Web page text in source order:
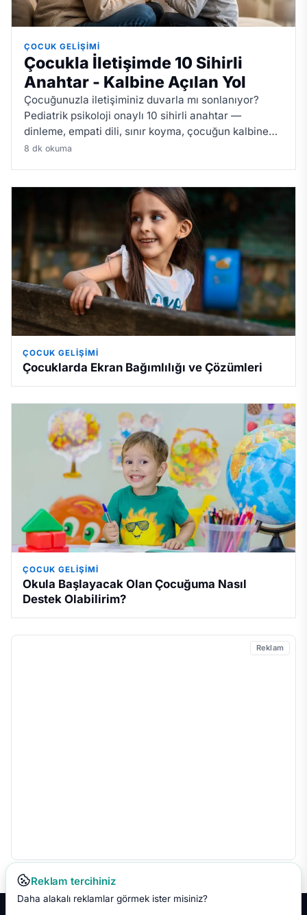
ÇOCUK GELIŞIMI
Çocukla İletişimde 10 Sihirli
Anahtar - Kalbine Açılan Yol
Çocuğunuzla iletişiminiz duvarla mı sonlanıyor?
Pediatrik psikoloji onaylı 10 sihirli anahtar —
dinleme, empati dili, sınır koyma, çocuğun kalbine
açılan yol.
8 dk okuma
ÇOCUK GELIŞIMI
Çocuklarda Ekran Bağımlılığı ve Çözümleri
ÇOCUK GELIŞIMI
Okula Başlayacak Olan Çocuğuma Nasıl
Destek Olabilirim?
Reklam
Reklam tercihiniz
Daha alakalı reklamlar görmek ister misiniz?